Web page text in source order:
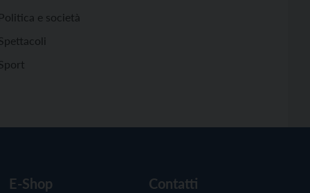
Politica e società
E-Shop Contatti